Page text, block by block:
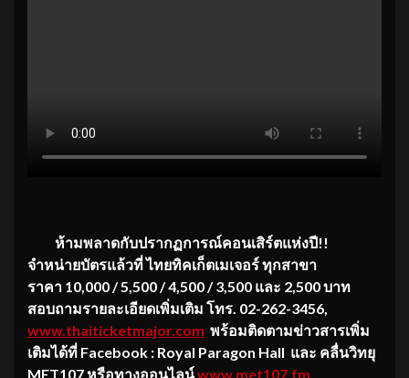
ห้ามพลาดกับปรากฏการณ์คอนเสิร์ตแห่งปี!!
จำหน่ายบัตรแล้วที่ ไทยทิคเก็ตเมเจอร์ ทุกสาขา
ราคา 10,000 / 5,500 / 4,500 / 3,500 และ 2,500 บาท
สอบถามรายละเอียดเพิ่มเติม โทร. 02-262-3456,
www.thaiticketmajor.com พร้อมติดตามข่าวสารเพิ่ม
เติมได้ที่ Facebook : Royal Paragon Hall และ คลื่นวิทยุ
MET107 หรือทางออนไลน์www.met107.fm